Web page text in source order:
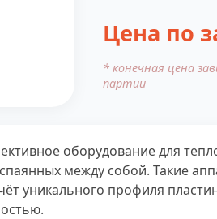
Цена по
* конечная цена
партии
оборудование для
между собой. Такие
уникального профиля